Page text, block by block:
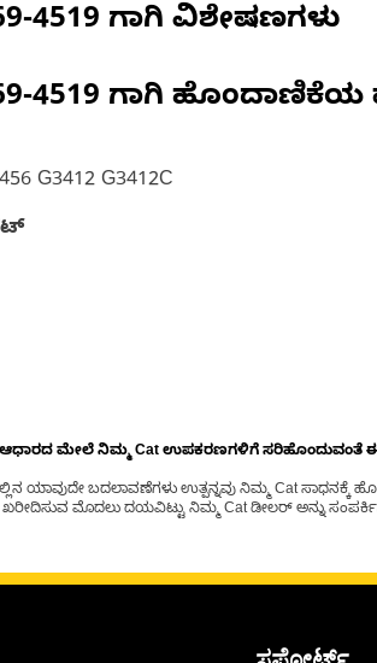
4519 ಗಾಗಿ ವಿಶೇಷಣಗಳು
4519 ಗಾಗಿ ಹೊಂದಾಣಿಕೆಯ
G3412 G3412C
ಮೇಲೆ ನಿಮ್ಮ Cat ಉಪಕರಣಗಳಿಗೆ ಸರಿಹೊಂದುವಂತೆ ಈ
ಯಾವುದೇ ಬದಲಾವಣೆಗಳು ಉತ್ಪನ್ನವು ನಿಮ್ಮ Cat ಸಾಧನಕ್ಕೆ
ಮೊದಲು ದಯವಿಟ್ಟು ನಿಮ್ಮ Cat ಡೀಲರ್ ಅನ್ನು